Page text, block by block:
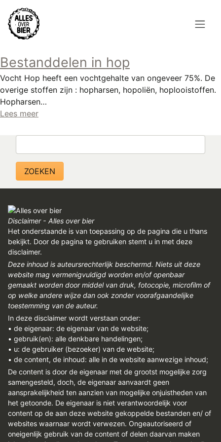
Overslaan
en
naar
gaan
Topmenu
REGISTREREN
ADVERTEREN
MELDPUNT
PERS/PUBLICATIES
FACEBOOK
LINKS
Hoofdnavigatie
HOME
BROUWEN
AGENDA
Bestanddelen in hop
Vocht Hop heeft een vochtgehalte van ongeveer 75%. De
overige stoffen zijn : hopharsen, hopoliën, hoplooistoffen.
Hopharsen…
Lees meer
Disclaimer - Alles over bier
Het onderstaande is van toepassing op de pagina die u thans
bekijkt. Door de pagina te gebruiken stemt u in met deze
disclaimer.
Deze inhoud is auteursrechterlijk beschermd. Niets uit deze
website mag vermenigvuldigd worden en/of openbaar
gemaakt worden door middel van druk, fotocopie, microfilm of
op welke andere wijze dan ook zonder voorafgaandelijke
toestemming van de auteur.
In deze disclaimer wordt verstaan onder:
• de eigenaar: de eigenaar van de website;
• gebruik(en): alle denkbare handelingen;
• u: de gebruiker (bezoeker) van de website;
• de content, de inhoud: alle in de website aanwezige inhoud;
De content is door de eigenaar met de grootst mogelijke zorg
samengesteld, doch, de eigenaar aanvaardt geen
aansprakelijkheid ten aanzien van mogelijke onjuistheden van
het getoonde. De eigenaar is niet verantwoordelijk voor
content op de aan deze website gekoppelde bestanden en/ of
websites waarnaar wordt verwezen. Ongeautoriseerd of
oneigenlijk gebruik van de content of delen daarvan maken